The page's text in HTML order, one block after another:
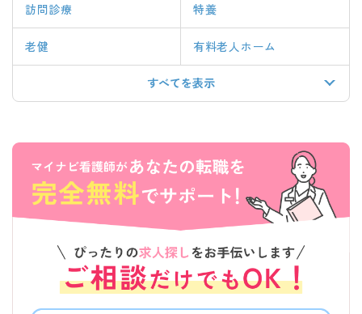
訪問診療 特養
老健 有料老人ホーム
すべてを表示